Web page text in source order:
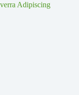
Adipiscing